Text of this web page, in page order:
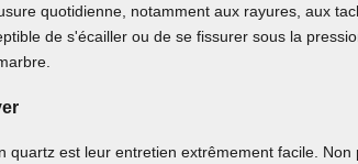
quotidienne, notamment aux rayures, aux
de s'écailler ou de se fissurer sous la
quartz est leur entretien extrêmement facile. Non